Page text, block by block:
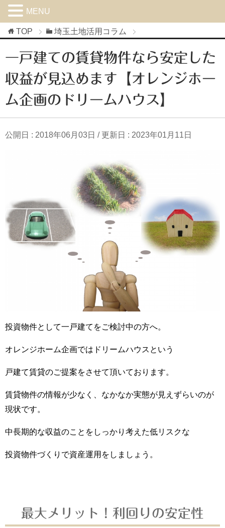
TOP 埼玉土地活用コラム
一戸建ての賃貸物件なら安定した
収益が見込めます【オレンジホー
ム企画のドリームハウス】
公開日 : 2018年06月03日 / 更新日 : 2023年01月11日
投資物件として一戸建てをご検討中の方へ。
オレンジホーム企画ではドリームハウスという
戸建て賃貸のご提案をさせて頂いております。
賃貸物件の情報が少なく、なかなか実態が見えずらいのが
現状です。
中長期的な収益のことをしっかり考えた低リスクな
投資物件づくりで資産運用をしましょう。
最大メリット！利回りの安定性
MENU